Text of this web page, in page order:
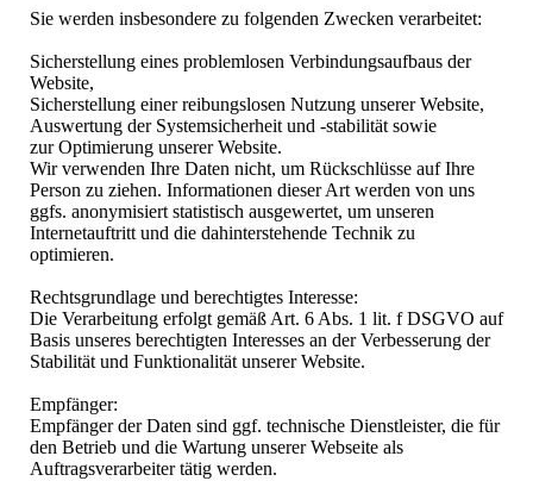
Sie werden insbesondere zu folgenden Zwecken verarbeitet:
Sicherstellung eines problemlosen Verbindungsaufbaus der
Website,
Sicherstellung einer reibungslosen Nutzung unserer Website,
Auswertung der Systemsicherheit und -stabilität sowie
zur Optimierung unserer Website.
Wir verwenden Ihre Daten nicht, um Rückschlüsse auf Ihre
Person zu ziehen. Informationen dieser Art werden von uns
ggfs. anonymisiert statistisch ausgewertet, um unseren
Internetauftritt und die dahinterstehende Technik zu
optimieren.
Rechtsgrundlage und berechtigtes Interesse:
Die Verarbeitung erfolgt gemäß Art. 6 Abs. 1 lit. f DSGVO auf
Basis unseres berechtigten Interesses an der Verbesserung der
Stabilität und Funktionalität unserer Website.
Empfänger:
Empfänger der Daten sind ggf. technische Dienstleister, die für
den Betrieb und die Wartung unserer Webseite als
Auftragsverarbeiter tätig werden.